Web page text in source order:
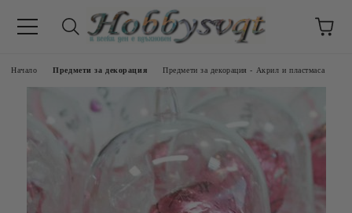
Начало Предмети за декорация Предмети за декорация - Акрил и пластмаса